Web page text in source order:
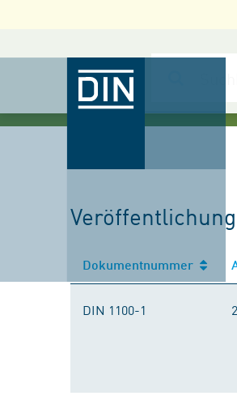
DIN 1100-1